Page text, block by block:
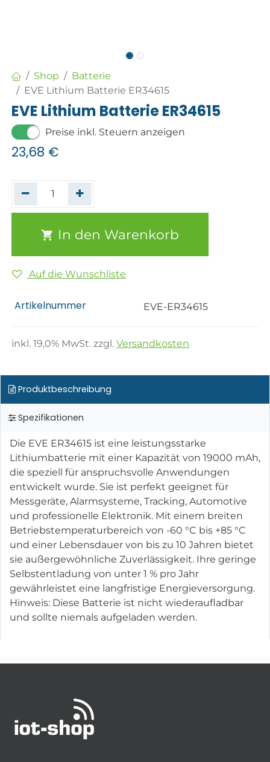
Shop
Batterie
EVE Lithium Batterie ER34615
EVE Lithium Batterie ER34615
Preise inkl. Steuern anzeigen
23,68 €
In den Warenkorb
Auf die Wunschliste
Artikelnummer EVE-ER34615
inkl.19,0% MwSt. zzgl.Versandkosten
Produktbeschreibung
Spezifikationen
Die EVE ER34615 ist eine leistungsstarke
Lithiumbatterie mit einer Kapazität von 19000 mAh,
die speziell für anspruchsvolle Anwendungen
entwickelt wurde. Sie ist perfekt geeignet für
Messgeräte, Alarmsysteme, Tracking, Automotive
und professionelle Elektronik. Mit einem breiten
Betriebstemperaturbereich von -60 °C bis +85 °C
und einer Lebensdauer von bis zu 10 Jahren bietet
sie außergewöhnliche Zuverlässigkeit. Ihre geringe
Selbstentladung von unter 1 % pro Jahr
gewährleistet eine langfristige Energieversorgung.
Hinweis: Diese Batterie ist nicht wiederaufladbar
und sollte niemals aufgeladen werden.